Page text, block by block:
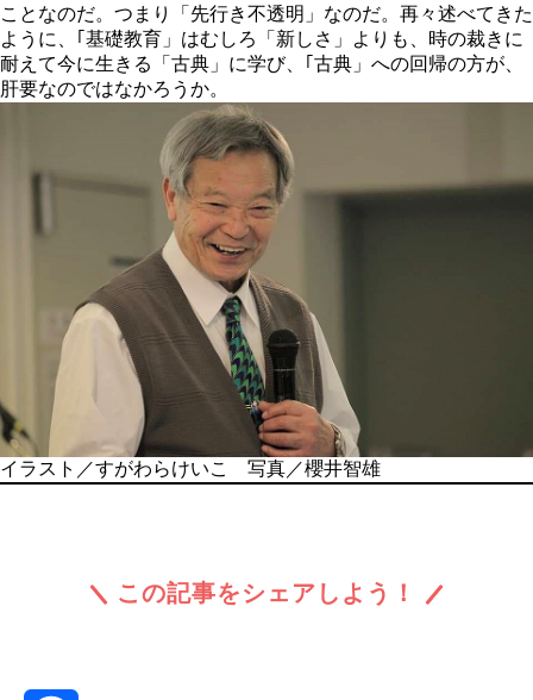
ことなのだ。つまり「先行き不透明」なのだ。再々述べてきた
ように、｢基礎教育」はむしろ「新しさ」よりも、時の裁きに
耐えて今に生きる「古典」に学び、
｢古典」への回帰の方が、
肝要なのではなかろうか。
イラスト／すがわらけいこ 写真／櫻井智雄
この記事をシェアしよう！